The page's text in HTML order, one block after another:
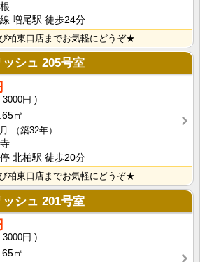
増尾駅 徒歩24分
柏東口店までお気軽にどうぞ★
シュ 205号室
3000円
㎡
（築32年）
北柏駅 徒歩20分
柏東口店までお気軽にどうぞ★
シュ 201号室
3000円
㎡